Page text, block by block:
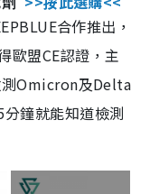
合作推出，
歐盟CE認證，主
測Omicron及Delta
鐘就能知道檢測